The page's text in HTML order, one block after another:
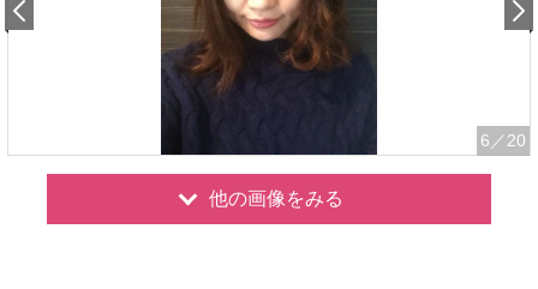
6 ／20
他の画像をみる